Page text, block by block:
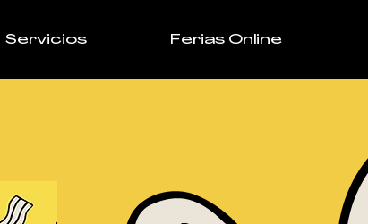
Servicios Ferias Online